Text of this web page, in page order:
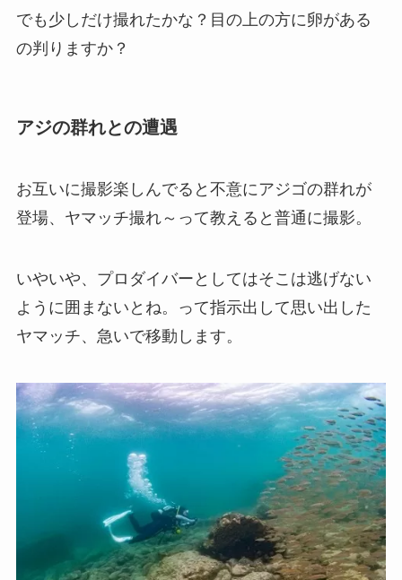
でも少しだけ撮れたかな？目の上の方に卵がある
の判りますか？
アジの群れとの遭遇
お互いに撮影楽しんでると不意にアジゴの群れが
登場、ヤマッチ撮れ～って教えると普通に撮影。
いやいや、プロダイバーとしてはそこは逃げない
ように囲まないとね。って指示出して思い出した
ヤマッチ、急いで移動します。